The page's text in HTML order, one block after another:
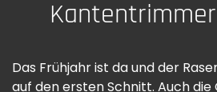
Das Frühjahr ist da und der
auf den ersten Schnitt. Auch